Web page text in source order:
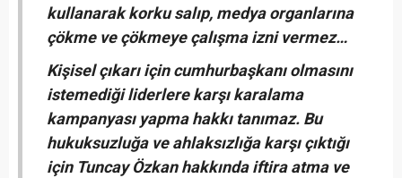
kullanarak korku salıp, medya organlarına
çökme ve çökmeye çalışma izni vermez…
Kişisel çıkarı için cumhurbaşkanı olmasını
istemediği liderlere karşı karalama
kampanyası yapma hakkı tanımaz. Bu
hukuksuzluğa ve ahlaksızlığa karşı çıktığı
için Tuncay Özkan hakkında iftira atma ve